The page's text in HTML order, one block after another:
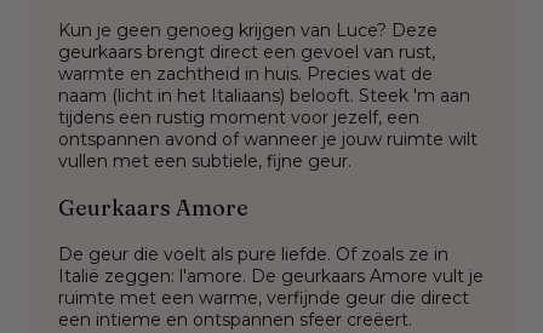
Kun je geen genoeg krijgen van Luce? Deze
geurkaars brengt direct een gevoel van rust,
warmte en zachtheid in huis. Precies wat de
naam (licht in het Italiaans) belooft. Steek 'm aan
tijdens een rustig moment voor jezelf, een
ontspannen avond of wanneer je jouw ruimte wilt
vullen met een subtiele, fijne geur.
Geurkaars Amore
De geur die voelt als pure liefde. Of zoals ze in
Italië zeggen: l'amore. De geurkaars Amore vult je
ruimte met een warme, verfijnde geur die direct
een intieme en ontspannen sfeer creëert.